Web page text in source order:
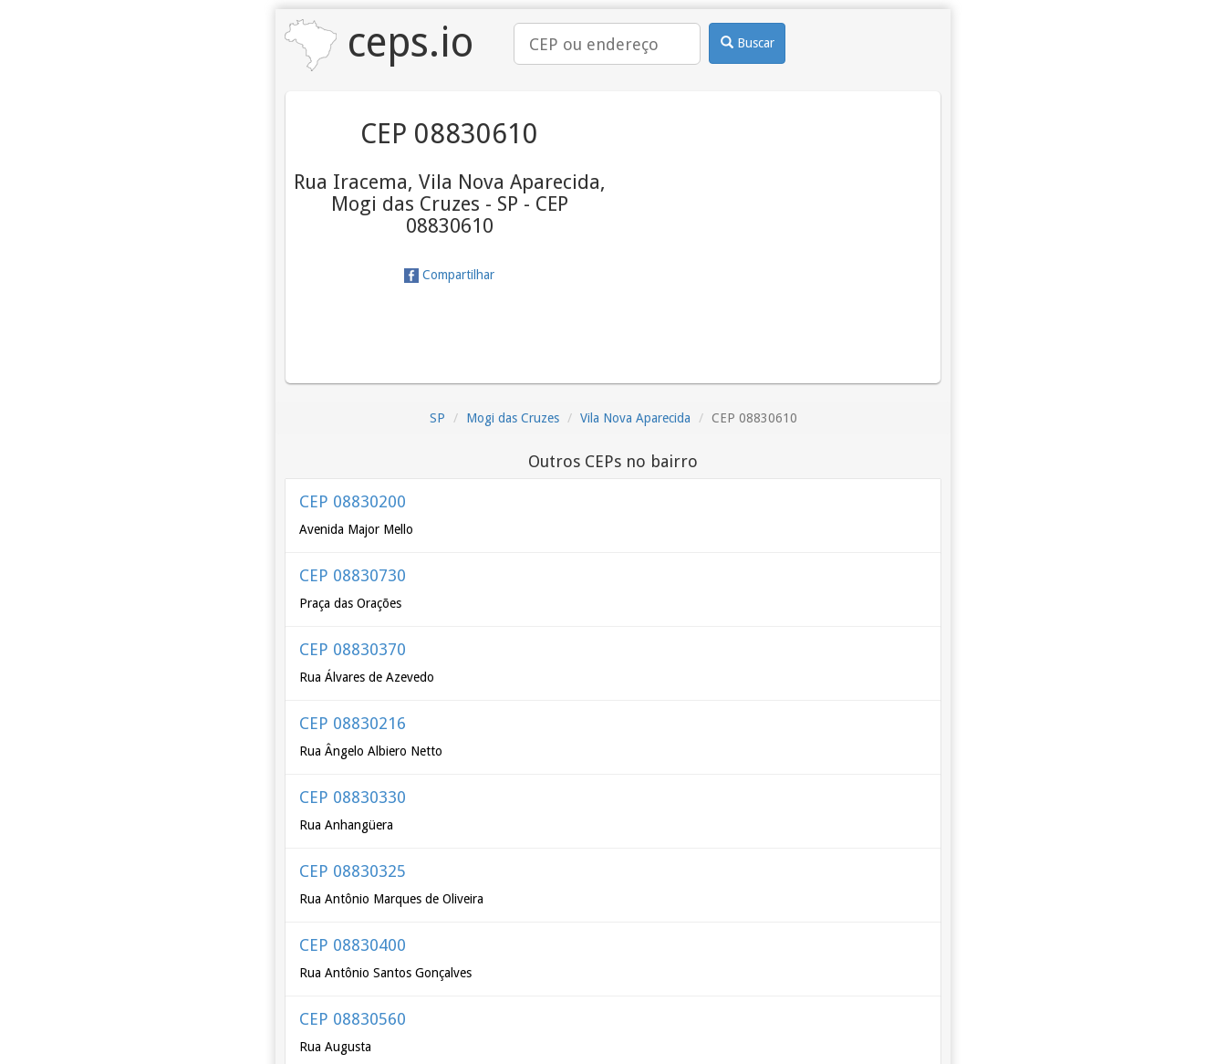
ceps.io Buscar
CEP 08830610
Rua Iracema, Vila Nova Aparecida,
Mogi das Cruzes - SP - CEP
08830610
Compartilhar
SP Mogi das Cruzes Vila Nova Aparecida CEP 08830610
Outros CEPs no bairro
CEP 08830200
Avenida Major Mello
CEP 08830730
Praça das Orações
CEP 08830370
Rua Álvares de Azevedo
CEP 08830216
Rua Ângelo Albiero Netto
CEP 08830330
Rua Anhangüera
CEP 08830325
Rua Antônio Marques de Oliveira
CEP 08830400
Rua Antônio Santos Gonçalves
CEP 08830560
Rua Augusta